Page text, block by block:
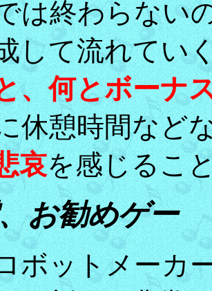
は終わらない
して流れてい
、何とボーナ
休憩時間など
哀を感じるこ
お勧めゲー
ボットメーカ